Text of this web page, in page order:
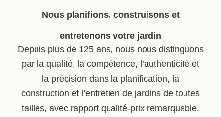
Nous planifions, construisons et
entretenons votre jardin
Depuis plus de 125 ans, nous nous distinguons
par la qualité, la compétence, l’authenticité et
la précision dans la planification, la
construction et l’entretien de jardins de toutes
tailles, avec rapport qualité-prix remarquable.